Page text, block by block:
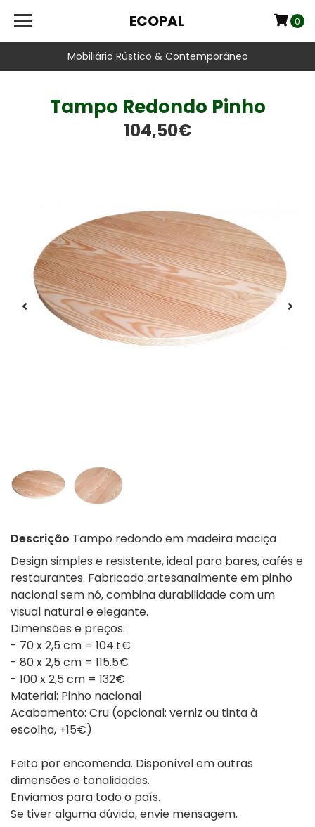
Mobiliário Rústico & Contemporâneo
ECOPAL 0
Tampo Redondo Pinho
104,50€
Descrição Tampo redondo em madeira maciça
Design simples e resistente, ideal para bares, cafés e
restaurantes. Fabricado artesanalmente em pinho
nacional sem nó, combina durabilidade com um
visual natural e elegante.
Dimensões e preços:
- 70 x 2,5 cm = 104.t€
- 80 x 2,5 cm = 115.5€
- 100 x 2,5 cm = 132€
Material: Pinho nacional
Acabamento: Cru (opcional: verniz ou tinta à
escolha, +15€)
Feito por encomenda. Disponível em outras
dimensões e tonalidades.
Enviamos para todo o país.
Se tiver alguma dúvida, envie mensagem.